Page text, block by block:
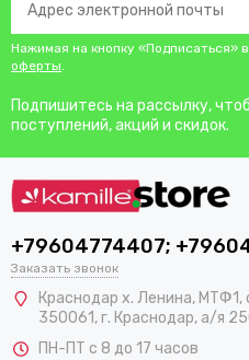
Нажимая на кнопку «Подписаться»
оферты.
Подпишитесь на рассылку,
поступлений, акций и скидок.
+79604774407;
Заказать звонок
Краснодар х. Ленина, МТФ1,
350061, г. Краснодар, а/я
ПН-ПТ с 8 до 17 часов